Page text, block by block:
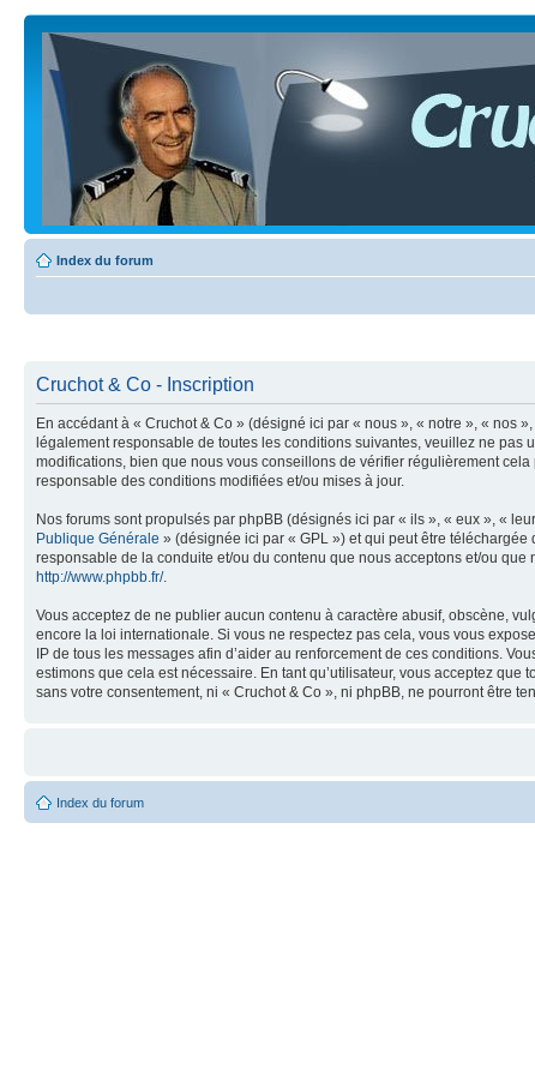
Index du forum
Cruchot & Co - Inscription
En accédant à « Cruchot & Co » (désigné ici par « nous », « notre », « nos
légalement responsable de toutes les conditions suivantes, veuillez ne pas
modifications, bien que nous vous conseillons de vérifier régulièrement
responsable des conditions modifiées et/ou mises à jour.
Nos forums sont propulsés par phpBB (désignés ici par « ils », « eux », «
Publique Générale » (désignée ici par « GPL ») et qui peut être téléchargée
responsable de la conduite et/ou du contenu que nous acceptons et/ou
http://www.phpbb.fr/.
Vous acceptez de ne publier aucun contenu à caractère abusif, obscène,
encore la loi internationale. Si vous ne respectez pas cela, vous vous
IP de tous les messages afin d’aider au renforcement de ces conditions.
estimons que cela est nécessaire. En tant qu’utilisateur, vous acceptez
sans votre consentement, ni « Cruchot & Co », ni phpBB, ne pourront être
Index du forum